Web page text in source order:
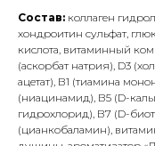
Состав: коллаген
хондроитин сульфат,
кислота, витаминный
(аскорбат натрия), D3
ацетат), В1 (тиамина
(ниацинамид), В5 (D-
гидрохлорид), В7 (D-
(цианкобаламин),